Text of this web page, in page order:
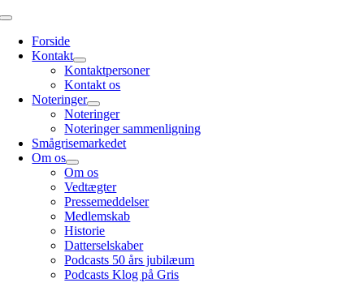
Skip
content
Toggle
NavigationForside
Kontakt
Kontaktpersoner
Kontakt os
Noteringer
Noteringer
Noteringer sammenligning
Smågrisemarkedet
Om os
Om os
Vedtægter
Pressemeddelser
Medlemskab
Historie
Datterselskaber
Podcasts 50 års jubilæum
Podcasts Klog på Gris